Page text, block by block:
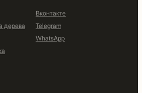
дерева
Вконтакте
WhatsApp
Telegram